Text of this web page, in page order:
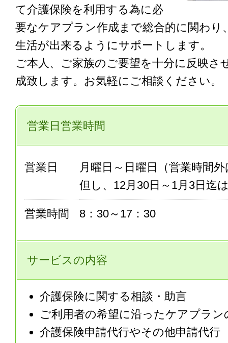
て介護保険を利用する為に必
要なケアプラン作成まで総合的に関わり
生活が出来るようにサポートします。
ご本人、ご家族のご要望を十分に反映さ
成致します。お気軽にご相談ください。
営業日営業時間
営業日
月曜日～日曜日（営業時間
但し、12月30日～1月3日迄
営業時間 8：30～17：30
サービスの内容
介護保険に関する相談・助言
ご利用者の希望に沿ったケアプラン
介護保険申請代行やその他申請代行